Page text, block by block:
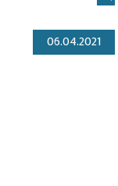
06.04.2021